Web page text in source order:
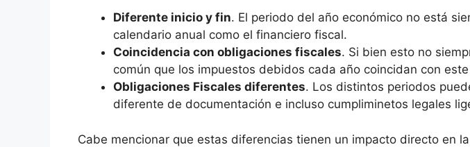
Diferente inicio y fin. El periodo del año económico no está
calendario anual como el financiero fiscal.
Coincidencia con obligaciones fiscales. Si bien esto no
común que los impuestos debidos cada año coincidan con
Obligaciones Fiscales diferentes. Los distintos periodos
diferente de documentación e incluso cumpliminetos legales
Cabe mencionar que estas diferencias tienen un impacto directo en